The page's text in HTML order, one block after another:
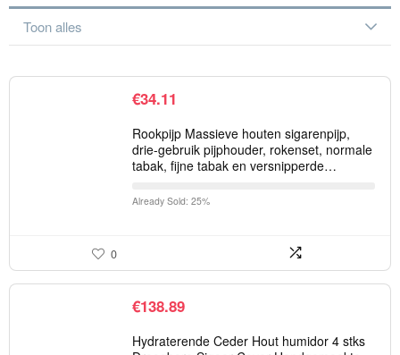
Toon alles
€34.11
Rookpijp Massieve houten sigarenpijp,
drie-gebruik pijphouder, rokenset, normale
tabak, fijne tabak en versnipperde…
Already Sold: 25%
0
€138.89
Hydraterende Ceder Hout humidor 4 stks